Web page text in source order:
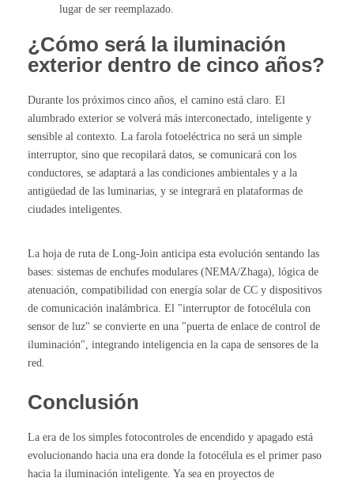
lugar de ser reemplazado.
¿Cómo será la iluminación
exterior dentro de cinco años?
Durante los próximos cinco años, el camino está claro. El
alumbrado exterior se volverá más interconectado, inteligente y
sensible al contexto. La farola fotoeléctrica no será un simple
interruptor, sino que recopilará datos, se comunicará con los
conductores, se adaptará a las condiciones ambientales y a la
antigüedad de las luminarias, y se integrará en plataformas de
ciudades inteligentes.
La hoja de ruta de Long-Join anticipa esta evolución sentando las
bases: sistemas de enchufes modulares (NEMA/Zhaga), lógica de
atenuación, compatibilidad con energía solar de CC y dispositivos
de comunicación inalámbrica. El "interruptor de fotocélula con
sensor de luz" se convierte en una "puerta de enlace de control de
iluminación", integrando inteligencia en la capa de sensores de la
red.
Conclusión
La era de los simples fotocontroles de encendido y apagado está
evolucionando hacia una era donde la fotocélula es el primer paso
hacia la iluminación inteligente. Ya sea en proyectos de